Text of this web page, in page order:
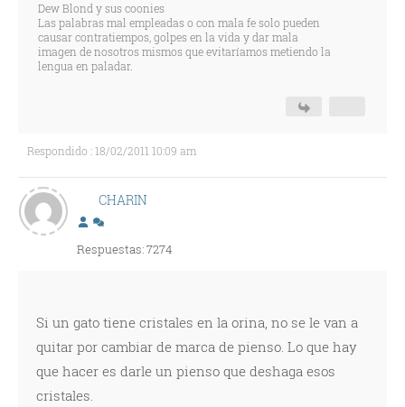
Dew Blond y sus coonies
Las palabras mal empleadas o con mala fe solo pueden
causar contratiempos, golpes en la vida y dar mala
imagen de nosotros mismos que evitaríamos metiendo la
lengua en paladar.
Respondido : 18/02/2011 10:09 am
CHARIN
Respuestas: 7274
Si un gato tiene cristales en la orina, no se le van a
quitar por cambiar de marca de pienso. Lo que hay
que hacer es darle un pienso que deshaga esos
cristales.